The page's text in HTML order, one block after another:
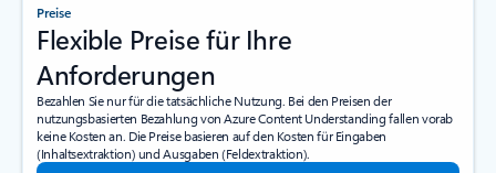
Preise
Flexible Preise für Ihre
Anforderungen
Bezahlen Sie nur für die tatsächliche Nutzung. Bei den Preisen der
nutzungsbasierten Bezahlung von Azure Content Understanding fallen vorab
keine Kosten an. Die Preise basieren auf den Kosten für Eingaben
(Inhaltsextraktion) und Ausgaben (Feldextraktion).